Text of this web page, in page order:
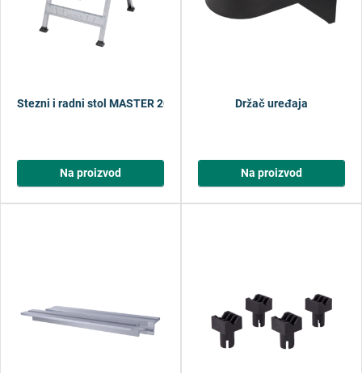
Stezni i radni stol MASTER 200
Na proizvod
Držač uređaja
Na proizvod